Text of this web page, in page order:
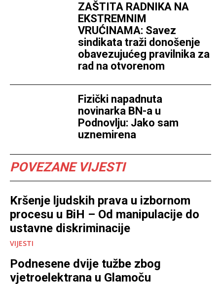
ZAŠTITA RADNIKA NA
EKSTREMNIM
VRUĆINAMA: Savez
sindikata traži donošenje
obavezujućeg pravilnika za
rad na otvorenom
Fizički napadnuta
novinarka BN-a u
Podnovlju: Jako sam
uznemirena
POVEZANE VIJESTI
Kršenje ljudskih prava u izbornom
procesu u BiH – Od manipulacije do
ustavne diskriminacije
VIJESTI
Podnesene dvije tužbe zbog
vjetroelektrana u Glamoču